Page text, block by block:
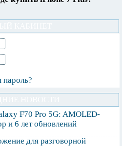
пароль?
F70 Pro 5G: AMOLED-
и 6 лет обновлений
для разговорной